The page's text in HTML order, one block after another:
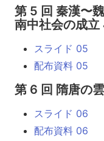
第 5 回 秦漢〜
南中社会の成立
スライド 05
配布資料 05
第 6 回 隋唐の
スライド 06
配布資料 06